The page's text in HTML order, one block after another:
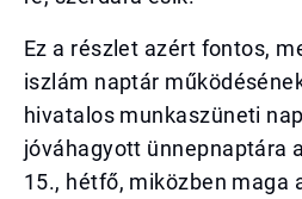
Ez a részlet azért fontos,
iszlám naptár
hivatalos munkaszüneti
jóváhagyott ünnepnaptára
15., hétfő, miközben maga